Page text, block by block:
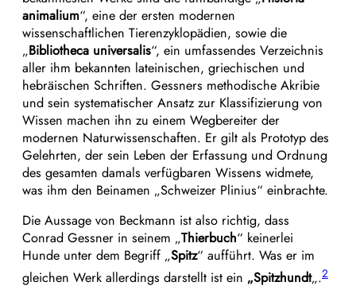
animalium“, eine der ersten modernen
wissenschaftlichen Tierenzyklopädien, sowie die
„Bibliotheca universalis“, ein umfassendes Verzeichnis
aller ihm bekannten lateinischen, griechischen und
hebräischen Schriften. Gessners methodische Akribie
und sein systematischer Ansatz zur Klassifizierung von
Wissen machen ihn zu einem Wegbereiter der
modernen Naturwissenschaften. Er gilt als Prototyp des
Gelehrten, der sein Leben der Erfassung und Ordnung
des gesamten damals verfügbaren Wissens widmete,
was ihm den Beinamen „Schweizer Plinius“ einbrachte.
Die Aussage von Beckmann ist also richtig, dass
Conrad Gessner in seinem „Thierbuch“ keinerlei
Hunde unter dem Begriff „Spitz“ aufführt. Was er im
gleichen Werk allerdings darstellt ist ein „Spitzhundt„.2